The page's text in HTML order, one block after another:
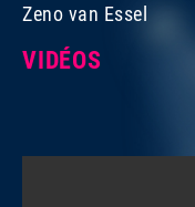
Zeno van Essel
VIDÉOS